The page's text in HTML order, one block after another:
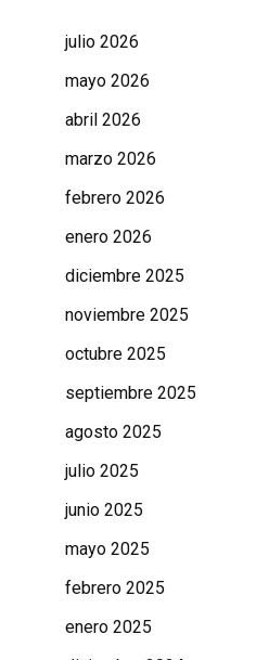
julio 2026
mayo 2026
abril 2026
marzo 2026
febrero 2026
enero 2026
diciembre 2025
noviembre 2025
octubre 2025
septiembre 2025
agosto 2025
julio 2025
junio 2025
mayo 2025
febrero 2025
enero 2025